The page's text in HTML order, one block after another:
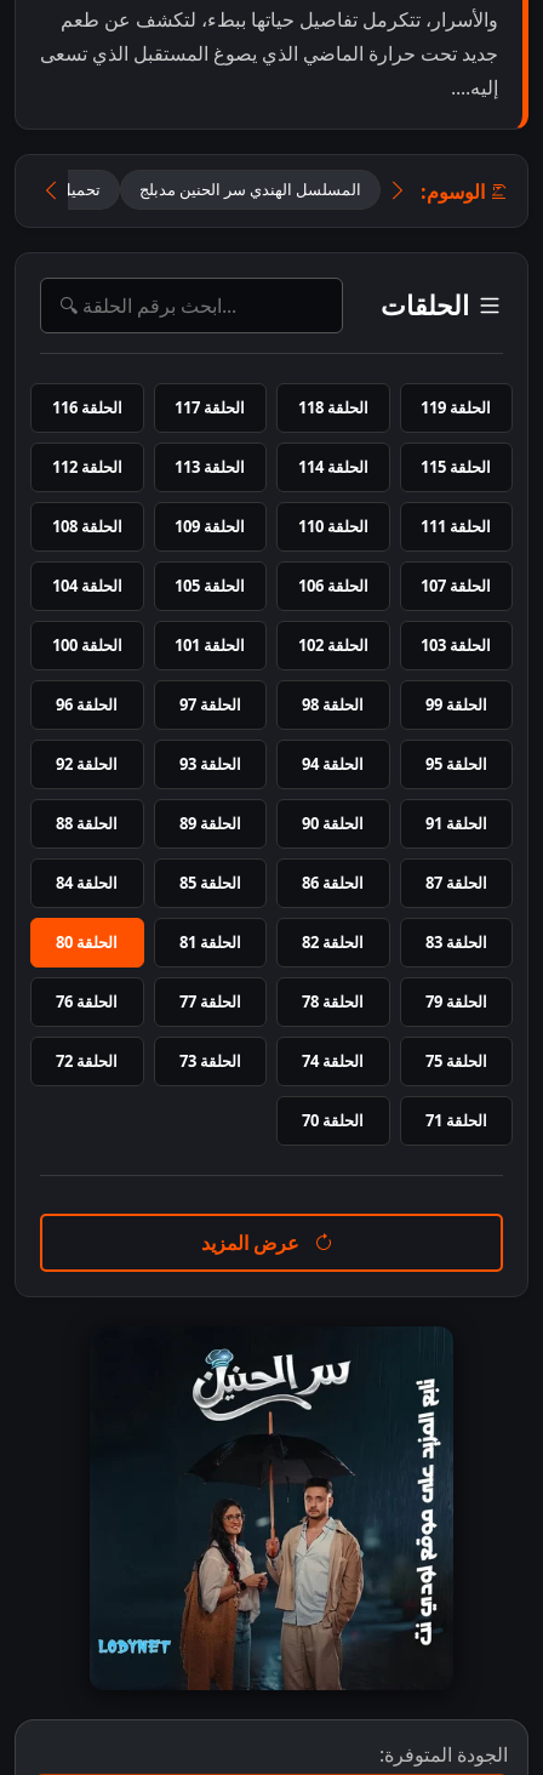
والأسرار، تتكرمل تفاصيل حياتها ببطء، لتكشف عن طعم
جديد تحت حرارة الماضي الذي يصوغ المستقبل الذي تسعى
إليه....
الوسوم: المسلسل الهندي سر الحنين مدبلج تحميل مسلسل
الحلقات
الحلقة 119 الحلقة 118 الحلقة 117 الحلقة 116
الحلقة 115 الحلقة 114 الحلقة 113 الحلقة 112
الحلقة 111 الحلقة 110 الحلقة 109 الحلقة 108
الحلقة 107 الحلقة 106 الحلقة 105 الحلقة 104
الحلقة 103 الحلقة 102 الحلقة 101 الحلقة 100
الحلقة 99 الحلقة 98 الحلقة 97 الحلقة 96
الحلقة 95 الحلقة 94 الحلقة 93 الحلقة 92
الحلقة 91 الحلقة 90 الحلقة 89 الحلقة 88
الحلقة 87 الحلقة 86 الحلقة 85 الحلقة 84
الحلقة 83 الحلقة 82 الحلقة 81 الحلقة 80
الحلقة 79 الحلقة 78 الحلقة 77 الحلقة 76
الحلقة 75 الحلقة 74 الحلقة 73 الحلقة 72
الحلقة 71 الحلقة 70
عرض المزيد
الجودة المتوفرة: